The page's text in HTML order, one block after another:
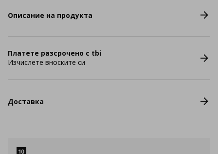
Описание на продукта
Платете разсрочено с tbi
Изчислете вноските си
Доставка